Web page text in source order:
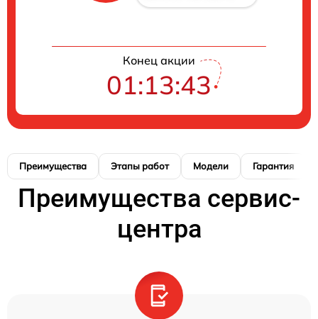
Конец акции
01:13:42
Преимущества Этапы работ Модели Гарантия
Преимущества сервис-
центра